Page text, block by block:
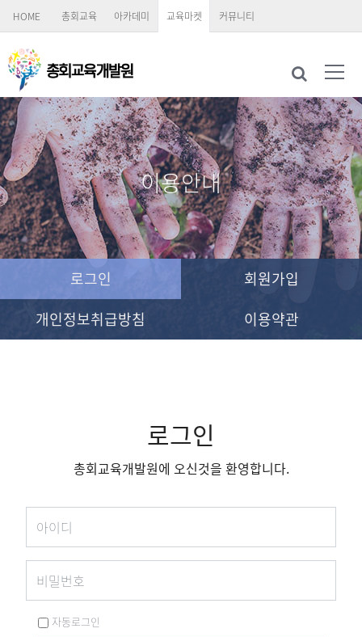
HOME 총회교육 아카데미 교육마켓 커뮤니티
이용안내
로그인
회원가입
개인정보취급방침
이용약관
로그인
총회교육개발원에 오신것을 환영합니다.
자동로그인